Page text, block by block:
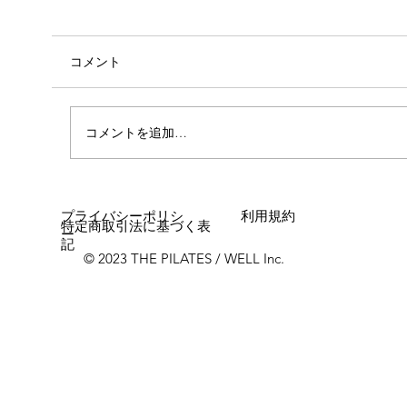
コメント
コメントを追加…
© 2023 THE PILATES / WELL Inc.
プライバシーポリシ
ー
利用規約
特定商取引法に基づく表
記